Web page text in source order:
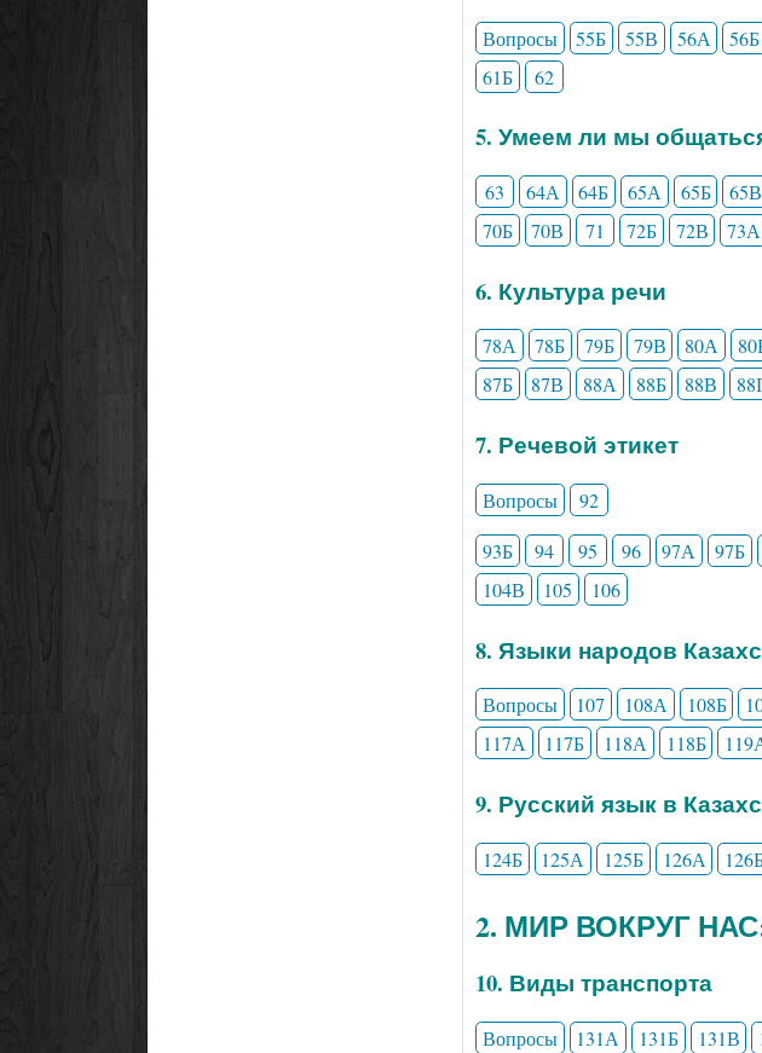
Вопросы 55Б 55В 56А 56Б
61Б
62
5. Умеем ли мы
63 64А 64Б 65А 65Б 65В
70Б
70В 71 72Б 72В 73А
6. Культура речи
78А 78Б 79Б 79В 80А
87Б
87В 88А 88Б 88В
7. Речевой этикет
Вопросы
92
93Б
94 95 96 97А 97Б
104В
105 106
8. Языки народов
Вопросы 107 108А 108Б
117А
117Б 118А 118Б
9. Русский язык в
124Б 125А 125Б 126А
2. МИР ВОКРУГ
10. Виды транспорта
Вопросы 131А 131Б 131В